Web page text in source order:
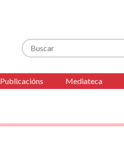
Buscar
Publicacións Mediateca